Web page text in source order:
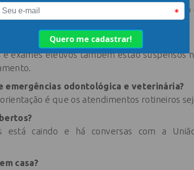
e pessoa deve ser encaminhada para
exames eletivos também estão suspensos
emergências odontológica e veterinária?
é que os atendimentos rotineiros
está caindo e há conversas com a
casa?